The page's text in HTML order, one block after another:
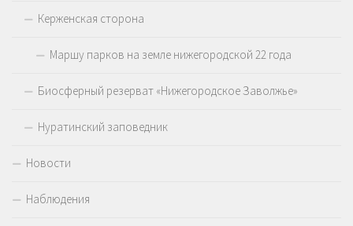
Керженская сторона
Маршу парков на земле нижегородской 22 года
Биосферный резерват «Нижегородское Заволжье»
Нуратинский заповедник
Новости
Наблюдения